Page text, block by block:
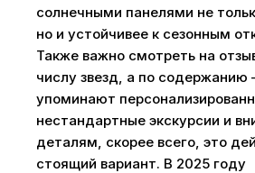
солнечными панелями не
но и устойчивее к сезонным
Также важно смотреть на
числу звезд, а по содержанию
упоминают
нестандартные экскурсии и
деталям, скорее всего, это
стоящий вариант. В 2025 году